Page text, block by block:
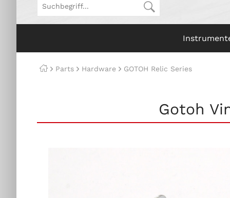
Parts Hardware GOTOH Relic Series
Gotoh